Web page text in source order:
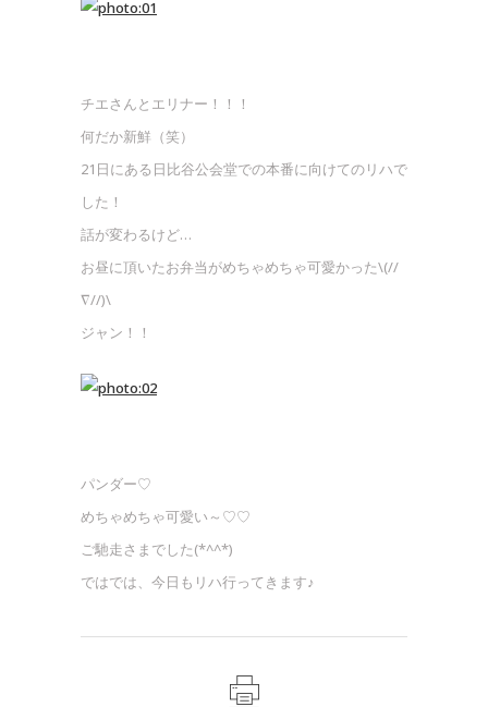
チエさんとエリナー！！！
何だか新鮮（笑）
21日にある日比谷公会堂での本番に向けてのリハで
した！
話が変わるけど…
お昼に頂いたお弁当がめちゃめちゃ可愛かった\(//
∇//)\
ジャン！！
パンダー♡
めちゃめちゃ可愛い～♡♡
ご馳走さまでした(*^^*)
ではでは、今日もリハ行ってきます♪